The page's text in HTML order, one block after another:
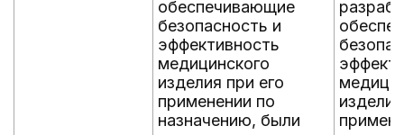
обеспечивающие
безопасность и
эффективность
медицинского
изделия при его
применении по
назначению, были